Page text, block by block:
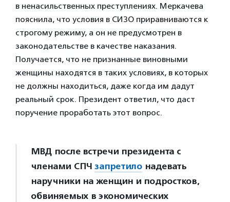
в ненасильственных преступлениях. Меркачева
пояснила, что условия в СИЗО приравниваются к
строгому режиму, а он не предусмотрен в
законодательстве в качестве наказания.
Получается, что не признанные виновными
женщины находятся в таких условиях, в которых
не должны находиться, даже когда им дадут
реальный срок. Президент ответил, что даст
поручение проработать этот вопрос.
МВД после встречи президента с
членами СПЧ запретило надевать
наручники на женщин и подростков,
обвиняемых в экономических